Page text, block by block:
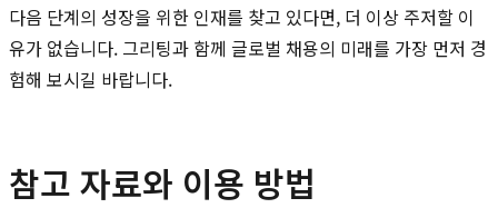
다음 단계의 성장을 위한 인재를 찾고 있다면, 더 이상 주저할 이
유가 없습니다. 그리팅과 함께 글로벌 채용의 미래를 가장 먼저 경
험해 보시길 바랍니다.
참고 자료와 이용 방법